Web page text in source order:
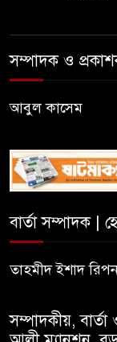
সম্পাদক ও
আবুল কাসেম
বার্তা সম্পাদক |
তাহমীদ ইশাদ
সম্পাদকীয়,